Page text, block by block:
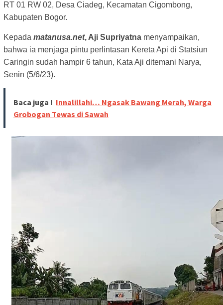
RT 01 RW 02, Desa Ciadeg, Kecamatan Cigombong,
Kabupaten Bogor.
Kepada matanusa.net, Aji Supriyatna menyampaikan,
bahwa ia menjaga pintu perlintasan Kereta Api di Statsiun
Caringin sudah hampir 6 tahun, Kata Aji ditemani Narya,
Senin (5/6/23).
Baca juga ! Innalillahi… Ngasak Bawang Merah, Warga
Grobogan Tewas di Sawah